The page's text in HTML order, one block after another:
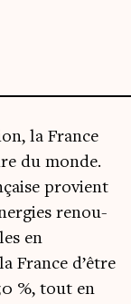
la France
du monde.
pro­vient
renou­
en
France d’être
%, tout en